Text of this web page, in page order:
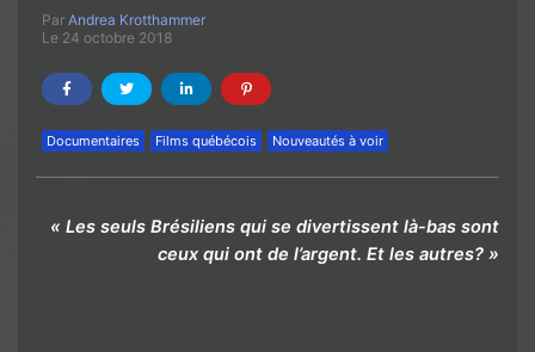
Par Andrea Krotthammer
Le 24 octobre 2018
Documentaires Films québécois Nouveautés à voir
« Les seuls Brésiliens qui se divertissent là-bas sont
ceux qui ont de l’argent. Et les autres? »